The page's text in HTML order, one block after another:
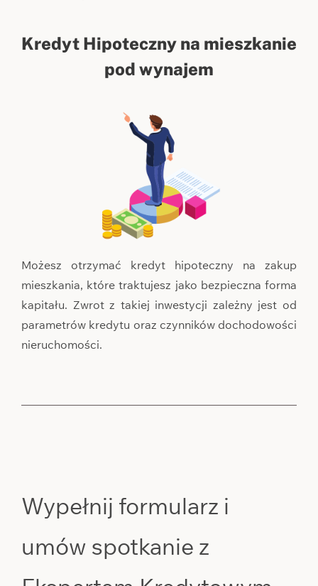
Kredyt Hipoteczny na mieszkanie
pod wynajem
Możesz otrzymać kredyt hipoteczny na zakup
mieszkania, które traktujesz jako bezpieczna forma
kapitału. Zwrot z takiej inwestycji zależny jest od
parametrów kredytu oraz czynników dochodowości
nieruchomości.
Wypełnij formularz i
umów spotkanie z